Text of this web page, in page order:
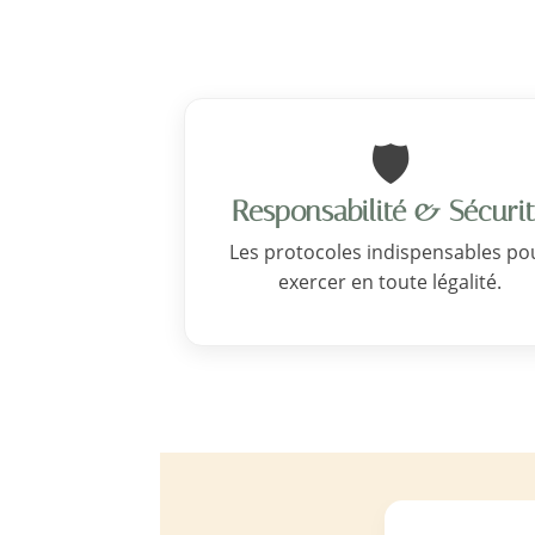
🛡️
Responsabilité &
Les protocoles indispensables
exercer en toute légalité.